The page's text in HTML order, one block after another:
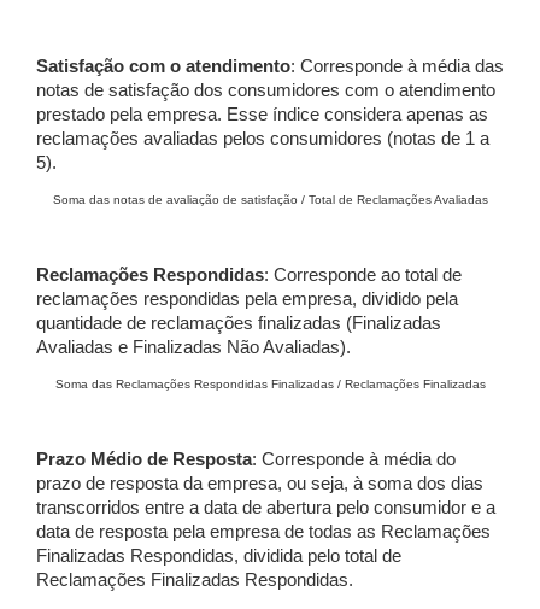
Satisfação com o atendimento: Corresponde à média das
notas de satisfação dos consumidores com o atendimento
prestado pela empresa. Esse índice considera apenas as
reclamações avaliadas pelos consumidores (notas de 1 a
5).
Soma das notas de avaliação de satisfação / Total de Reclamações Avaliadas
Reclamações Respondidas: Corresponde ao total de
reclamações respondidas pela empresa, dividido pela
quantidade de reclamações finalizadas (Finalizadas
Avaliadas e Finalizadas Não Avaliadas).
Soma das Reclamações Respondidas Finalizadas / Reclamações Finalizadas
Prazo Médio de Resposta: Corresponde à média do
prazo de resposta da empresa, ou seja, à soma dos dias
transcorridos entre a data de abertura pelo consumidor e a
data de resposta pela empresa de todas as Reclamações
Finalizadas Respondidas, dividida pelo total de
Reclamações Finalizadas Respondidas.